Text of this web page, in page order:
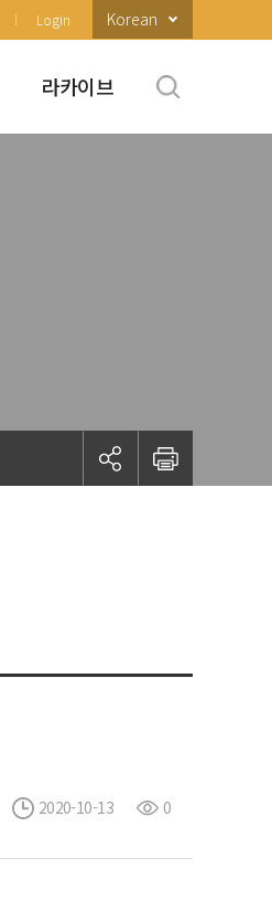
Login Korean
라카이브
2020-10-13 0